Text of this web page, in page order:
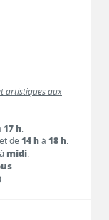
artistiques aux
17 h.
et de 14 hà 18 h.
à midi.